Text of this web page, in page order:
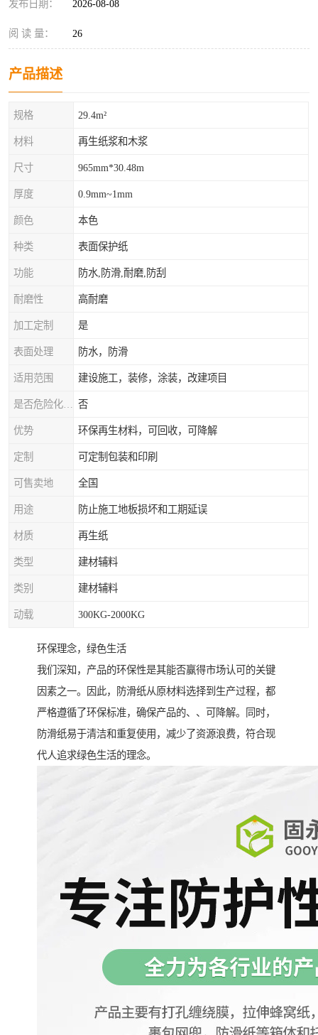
发布日期： 2026-08-08
阅 读 量： 26
产品描述
规格 29.4m²
材料 再生纸浆和木浆
尺寸 965mm*30.48m
厚度 0.9mm~1mm
颜色 本色
种类 表面保护纸
功能 防水,防滑,耐磨,防刮
耐磨性 高耐磨
加工定制 是
表面处理 防水，防滑
适用范围 建设施工，装修，涂装，改建项目
否
优势 环保再生材料，可回收，可降解
定制 可定制包装和印刷
可售卖地 全国
用途 防止施工地板损坏和工期延误
材质 再生纸
类型 建材辅料
类别 建材辅料
动载 300KG-2000KG
环保理念，绿色生活
我们深知，产品的环保性是其能否赢得市场认可的关键
因素之一。因此，防滑纸从原材料选择到生产过程，都
严格遵循了环保标准，确保产品的、、可降解。同时，
防滑纸易于清洁和重复使用，减少了资源浪费，符合现
代人追求绿色生活的理念。